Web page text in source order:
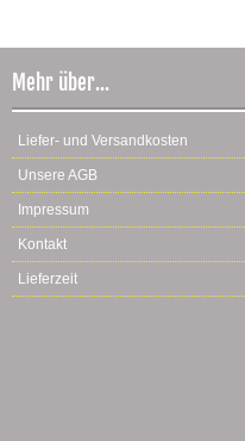
Mehr über...
Liefer- und Versandkosten
Unsere AGB
Impressum
Kontakt
Lieferzeit